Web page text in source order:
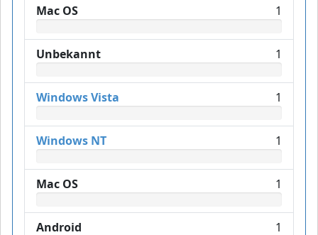
Mac OS 1
Unbekannt 1
Windows Vista 1
Windows NT 1
Mac OS 1
Android 1